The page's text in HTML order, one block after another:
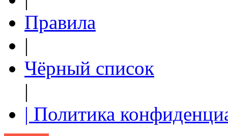
Правила
|
Чёрный список
|
| Политика